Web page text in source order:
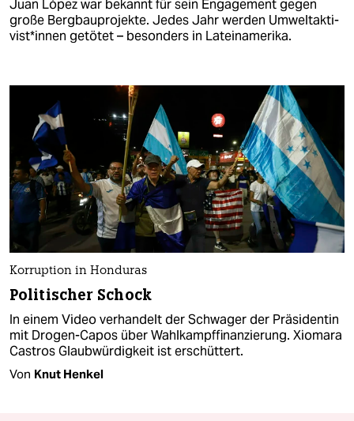
Juan López war bekannt für sein Engagement gegen
große Bergbauprojekte. Jedes Jahr werden Um­welt­ak­ti­
vis­t*in­nen getötet – besonders in Lateinamerika.
Korruption in Honduras
Politischer Schock
In einem Video verhandelt der Schwager der Präsidentin
mit Drogen-Capos über Wahlkampffinanzierung. Xiomara
Castros Glaubwürdigkeit ist erschüttert.
Von Knut Henkel